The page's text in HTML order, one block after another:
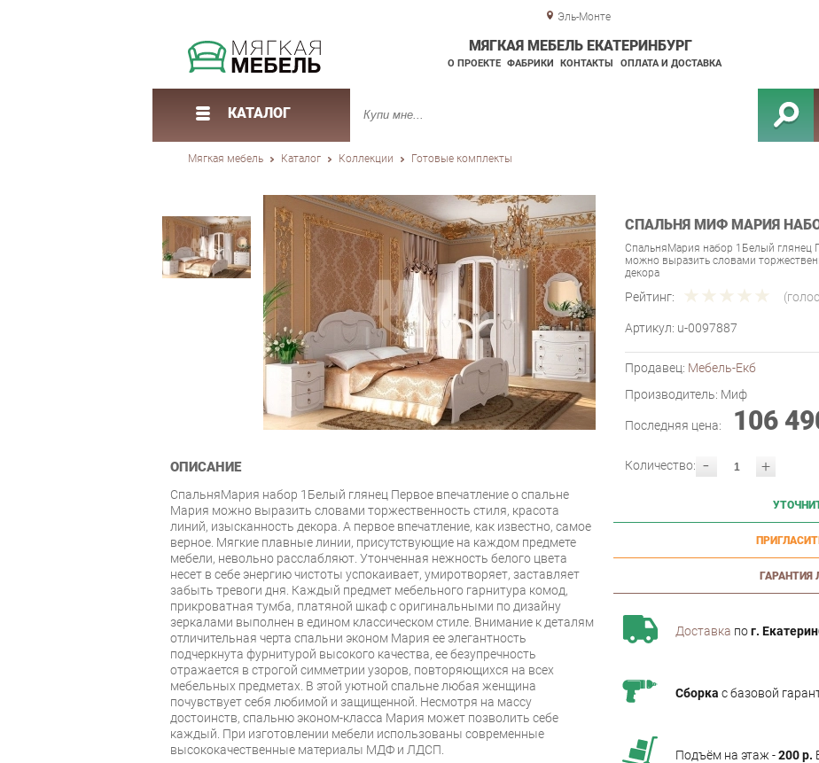
Эль-Монте
МЯГКАЯ МЕБЕЛЬ ЕКАТЕРИНБУРГ
О ПРОЕКТЕ ФАБРИКИ КОНТАКТЫ ОПЛАТА И ДОСТАВКА
КАТАЛОГ
Мягкая мебель Каталог Коллекции Готовые комплекты
СПАЛЬНЯ МИФ МАРИЯ
СпальняМария набор 1Белый глянец
можно выразить словами
декора
Рейтинг:
Артикул: u-0097887
Продавец: Мебель-Екб
Производитель: Миф
Последняя цена: 106
- +
Количество:
ГАРАНТИЯ
Доставка пог.
Сборка с базовой
Подъём на этаж -200 р.
ОПИСАНИЕ
СпальняМария набор 1Белый глянец Первое впечатление о спальне
Мария можно выразить словами торжественность стиля, красота
линий, изысканность декора. А первое впечатление, как известно, самое
верное. Мягкие плавные линии, присутствующие на каждом предмете
мебели, невольно расслабляют. Утонченная нежность белого цвета
несет в себе энергию чистоты успокаивает, умиротворяет, заставляет
забыть тревоги дня. Каждый предмет мебельного гарнитура комод,
прикроватная тумба, платяной шкаф с оригинальными по дизайну
зеркалами выполнен в едином классическом стиле. Внимание к деталям
отличительная черта спальни эконом Мария ее элегантность
подчеркнута фурнитурой высокого качества, ее безупречность
отражается в строгой симметрии узоров, повторяющихся на всех
мебельных предметах. В этой уютной спальне любая женщина
почувствует себя любимой и защищенной. Несмотря на массу
достоинств, спальню эконом-класса Мария может позволить себе
каждый. При изготовлении мебели использованы современные
высококачественные материалы МДФ и ЛДСП.